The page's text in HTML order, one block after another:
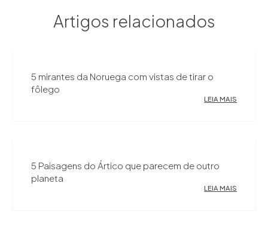
Artigos relacionados
5 mirantes da Noruega com vistas de tirar o
fôlego
LEIA MAIS
5 Paisagens do Ártico que parecem de outro
planeta
LEIA MAIS